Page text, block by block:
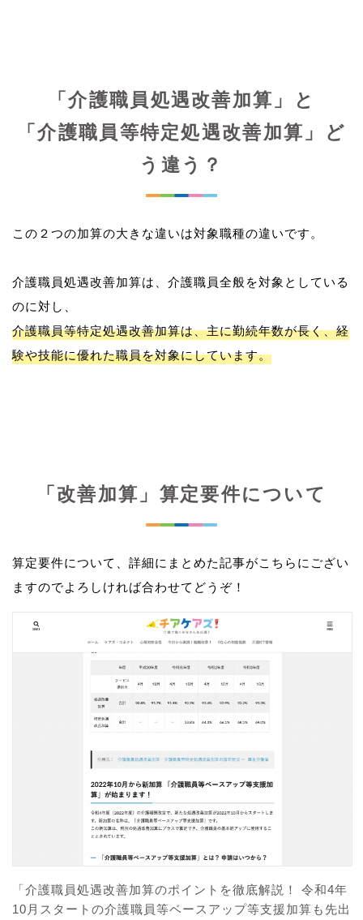
「介護職員処遇改善加算」と
「介護職員等特定処遇改善加算」ど
う違う？
この２つの加算の大きな違いは対象職種の違いです。
介護職員処遇改善加算は、介護職員全般を対象としている
介護職員等特定処遇改善加算は、主に勤続年数が長く、経
験や技能に優れた職員を対象にしています。
「改善加算」算定要件について
算定要件について、詳細にまとめた記事がこちらにござい
ますのでよろしければ合わせてどうぞ！
「介護職員処遇改善加算のポイントを徹底解説！ 令和4年
10月スタートの介護職員等ベースアップ等支援加算も先出